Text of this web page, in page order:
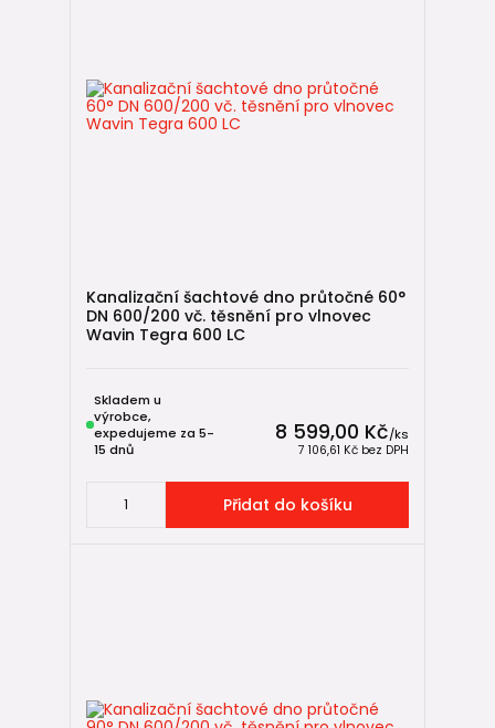
Kanalizační šachtové dno průtočné 60°
DN 600/200 vč. těsnění pro vlnovec
Wavin Tegra 600 LC
8 599,00 Kč/ks
7 106,61 Kč bez DPH
Skladem u
výrobce,
expedujeme za 5-
15 dnů
Přidat do košíku